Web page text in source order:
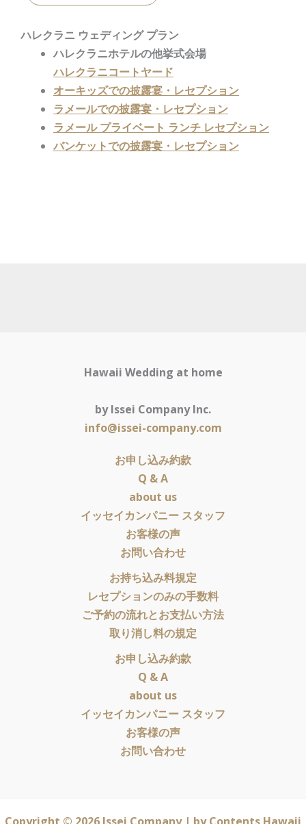
ハレクラニ ウェディング プラン
ハレクラニホテルの他挙式会場
ハレクラニコートヤード
オーキッズでの披露宴・レセプション
ラメールでの披露宴・レセプション
ラメール プライベート ランチ レセプション
バンケットでの披露宴・レセプション
Hawaii Wedding at home
by Issei Company Inc.
info@issei-company.com
お申し込み約款
Q & A
about us
イッセイカンパニー スタッフ
お客様の声
お問い合わせ
お持ち込み料規定
レセプションのみの手数料
ご予約の流れとお支払い方法
取り消し料の規定
お申し込み約款
Q & A
about us
イッセイカンパニー スタッフ
お客様の声
お問い合わせ